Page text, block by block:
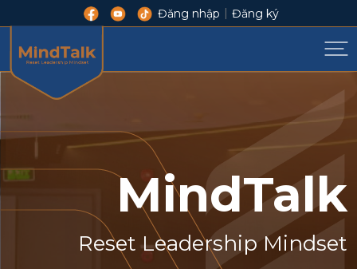
Đăng nhập | Đăng ký
MindTalk
Reset Leadership Mindset